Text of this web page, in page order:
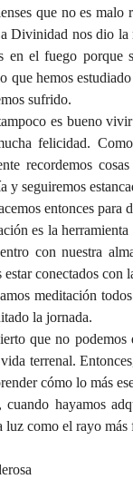
que no es malo
Divinidad nos dio la
en el fuego porque
que hemos
sufrido.
es bueno
felicidad.
recordemos
y seguiremos
entonces para
es la
con nuestra
estar conectados con
meditación
la jornada.
que no
terrenal.
cómo lo más
cuando hayamos
luz como el rayo más